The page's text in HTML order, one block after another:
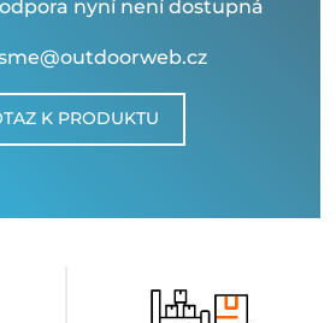
nyní není dostupná
K PRODUKTU